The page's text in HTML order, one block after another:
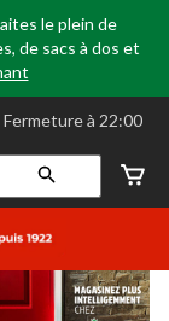
le plein de
de sacs à dos et
⋅ Fermeture à 22:00